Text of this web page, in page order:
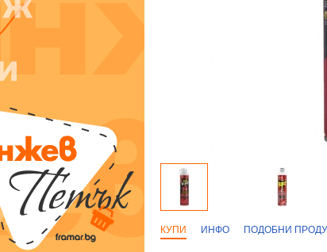
КУПИ ИНФО ПОДОБНИ